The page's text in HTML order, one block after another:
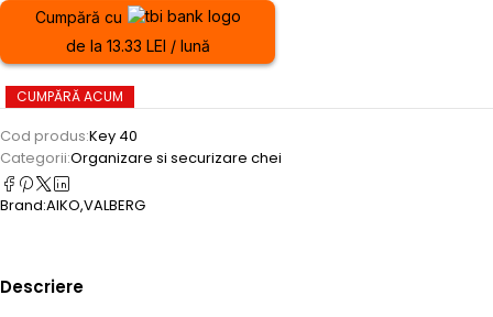
Cumpără cu
de la 13.33 LEI / lună
CUMPĂRĂ ACUM
Cod produs:Key 40
Categorii:Organizare si securizare chei
Brand:AIKO,VALBERG
Descriere